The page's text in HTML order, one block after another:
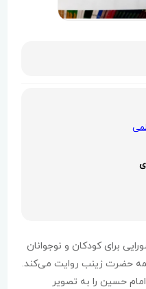
برای کودکان و نوجوانان
حضرت زینب روایت می‌کند.
حسین را به تصویر